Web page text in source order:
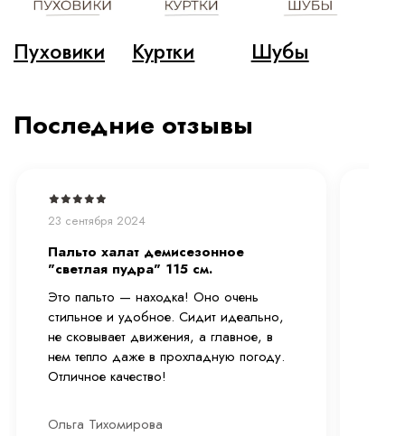
Пуховики Куртки Шубы
Последние отзывы
23 сентября 2024
Пальто халат демисезонное
"светлая пудра" 115 см.
Это пальто — находка! Оно очень
стильное и удобное. Сидит идеально,
не сковывает движения, а главное, в
нем тепло даже в прохладную погоду.
Отличное качество!
Ольга Тихомирова